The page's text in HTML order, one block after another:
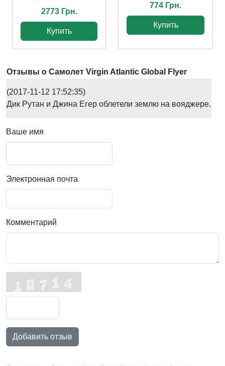
2773 Грн.
Купить
774 Грн.
Купить
Отзывы о Самолет Virgin Atlantic Global Flyer
(2017-11-12 17:52:35)
Дик Рутан и Джина Егер облетели землю на вояджере.
Ваше имя
Электронная почта
Комментарий
Добавить отзыв